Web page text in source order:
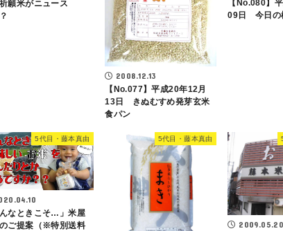
願米がニュース
2008.12.13
【No.077】平成20年12月
13日 きぬむすめ発芽玄米
食パン
【No.080】
09日 今日の
5代目・藤本真由
んなときこそ…」米屋
ご提案（※特別送料
5代目・藤本真由
2009.05.20